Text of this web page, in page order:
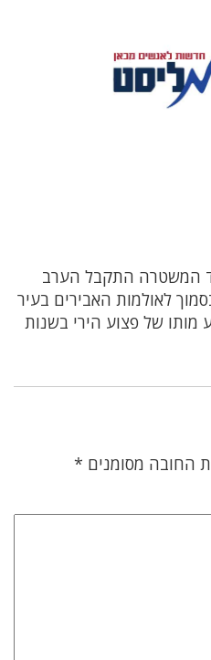
המשטרה התקבל הערב
לאולמות האבירים בעיר
של פצוע הירי בשנות
החובה מסומנים *